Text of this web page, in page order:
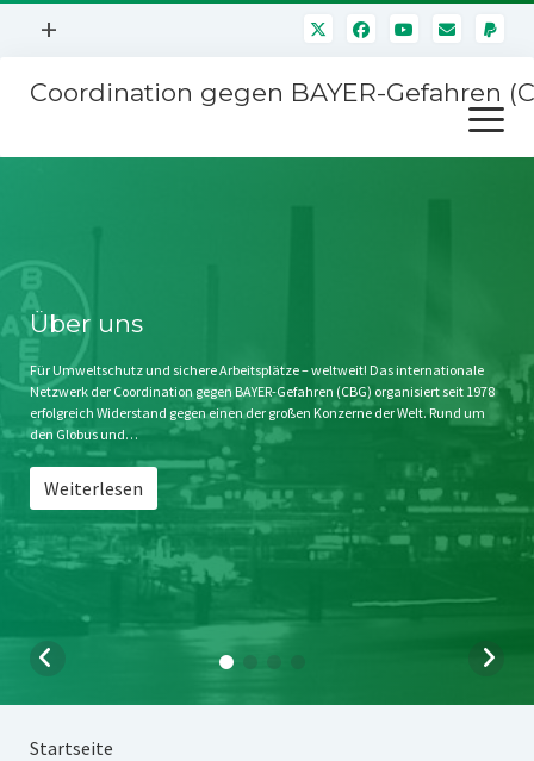
Menü
+
Mitmachen
Kontakt
Impressum
Störfälle
Coordination gegen BAYER-Gefahren
Menü
öffnen
Stichwort BAYER
Jahrestagung
SPENDEN
Über uns
Für Umweltschutz und sichere Arbeitsplätze – weltweit! Das internationale
Netzwerk der Coordination gegen BAYER-Gefahren (CBG) organisiert seit 1978
erfolgreich Widerstand gegen einen der großen Konzerne der Welt. Rund um
den Globus und…
Weiterlesen
Startseite